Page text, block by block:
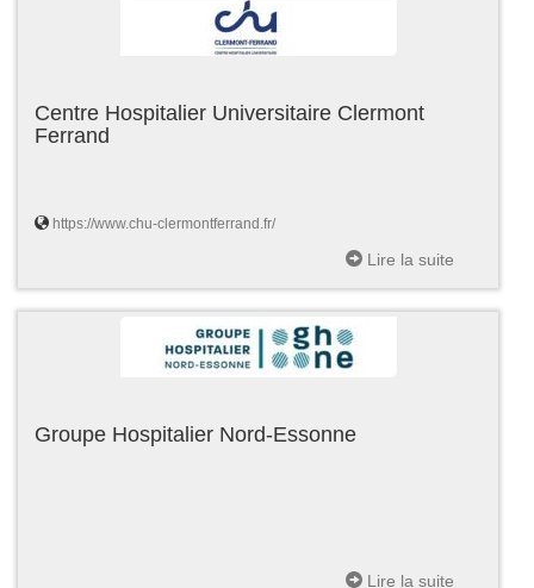
Centre Hospitalier Universitaire Clermont
Ferrand
https://www.chu-clermontferrand.fr/
Lire la suite
Groupe Hospitalier Nord-Essonne
Lire la suite